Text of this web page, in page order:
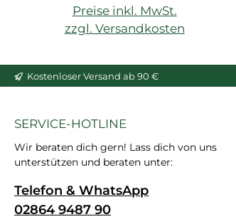
feinkörnig, schleif- und
überstreichbar, enthält
Preise inkl. MwSt.
zzgl. Versandkosten
Kostenloser Versand ab 90 €
SERVICE-HOTLINE
Wir beraten dich gern! Lass dich von uns
unterstützen und beraten unter:
Telefon & WhatsApp
02864 9487 90